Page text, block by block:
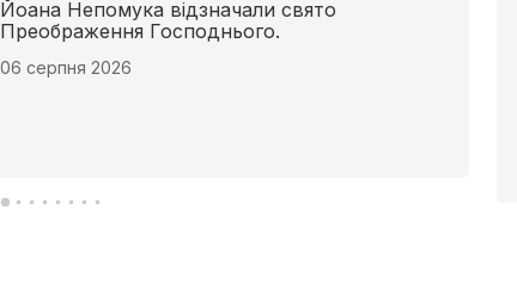
Два проєкти з Волинської області стали
переможцями першого конкурсу Фонду
малих проєктів Програми Interreg NEXT
Польща–Україна 2021–2027 та отримають